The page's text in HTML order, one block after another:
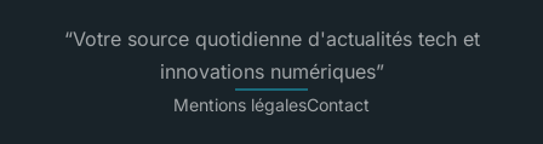
“Votre source quotidienne d'actualités tech et
innovations numériques”
Mentions légalesContact